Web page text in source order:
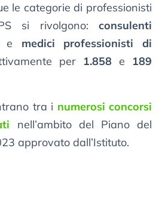
le categorie di professionisti
si rivolgono: consulenti
medici professionisti di
per 1.858 e 189
tra i numerosi concorsi
nell’ambito del Piano del
approvato dall’Istituto.